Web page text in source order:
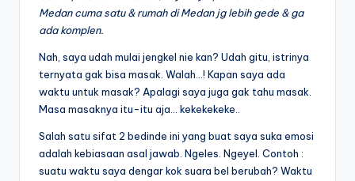
Medan cuma satu & rumah di Medan jg lebih gede & ga
ada komplen.
Nah, saya udah mulai jengkel nie kan? Udah gitu, istrinya
ternyata gak bisa masak. Walah…! Kapan saya ada
waktu untuk masak? Apalagi saya juga gak tahu masak.
Masa masaknya itu-itu aja… kekekekeke..
Salah satu sifat 2 bedinde ini yang buat saya suka emosi
adalah kebiasaan asal jawab. Ngeles. Ngeyel. Contoh :
suatu waktu saya dengar kok suara bel berubah? Waktu